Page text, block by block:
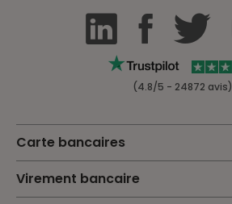
(4.8/5 - 24872 avis)
Carte bancaires
Virement bancaire